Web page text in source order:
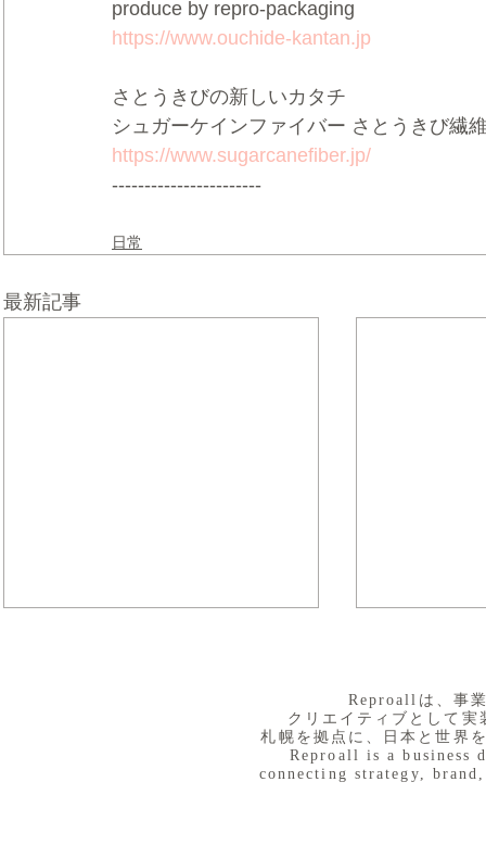
produce by repro-packaging
https://www.ouchide-kantan.jp
さとうきびの新しいカタチ
シュガーケインファイバー さとうきび繊
https://www.sugarcanefiber.jp/
-----------------------
日常
最新記事
​Reproallは、事
クリエイティブとして
札幌を拠点に、日本と世界
Reproall is a business
connecting strategy,